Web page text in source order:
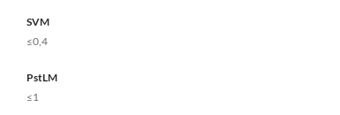
SVM
≤0,4
PstLM
≤1